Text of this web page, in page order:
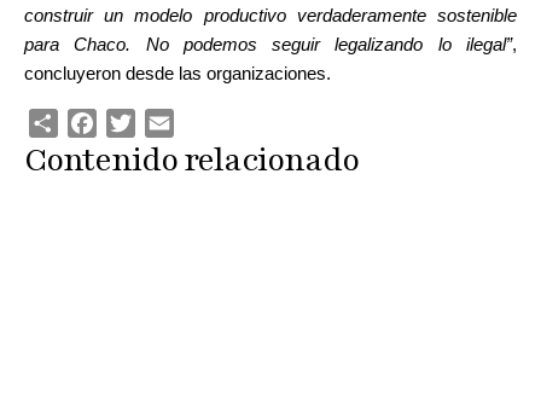
construir un modelo productivo verdaderamente sostenible
para Chaco. No podemos seguir legalizando lo ilegal”,
concluyeron desde las organizaciones.
Share Facebook
Twitter
Contenido relacionado